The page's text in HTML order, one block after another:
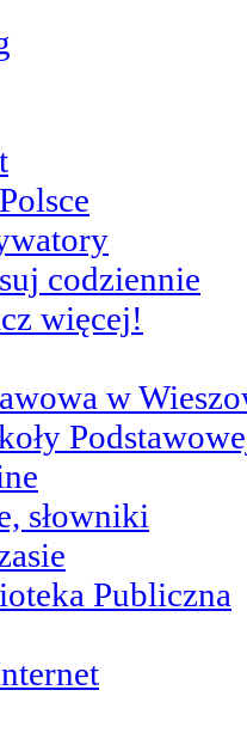
codziennie
więcej!
w
słowniki
Publiczna